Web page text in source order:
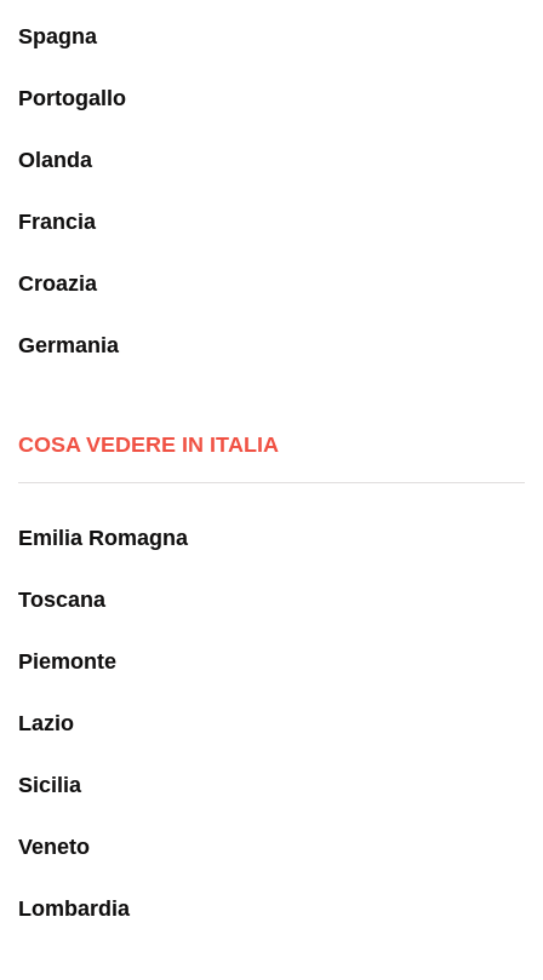
Spagna
Portogallo
Olanda
Francia
Croazia
Germania
COSA VEDERE IN ITALIA
Emilia Romagna
Toscana
Piemonte
Lazio
Sicilia
Veneto
Lombardia